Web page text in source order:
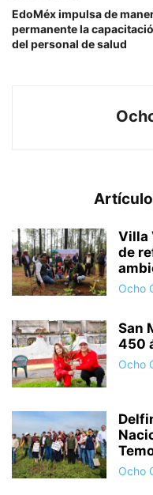
EdoMéx impulsa de
permanente la
del personal de salud
Villa
de
Ocho
San
450
Ocho
Ocho